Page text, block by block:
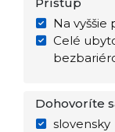
Na vyššie
Celé
Dohovoríte
slovensky